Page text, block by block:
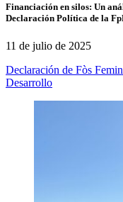
Financiación en silos: Un
Declaración Política de la
11 de julio de 2025
Declaración de Fòs
Desarrollo